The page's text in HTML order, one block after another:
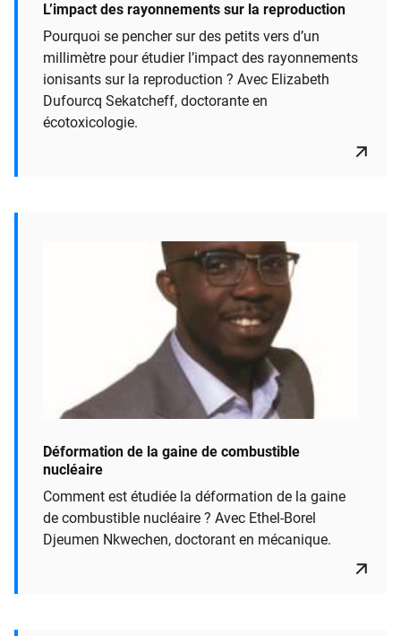
L’impact des rayonnements sur la reproduction
Pourquoi se pencher sur des petits vers d’un
millimètre pour étudier l’impact des rayonnements
ionisants sur la reproduction ? Avec Elizabeth
Dufourcq Sekatcheff, doctorante en
écotoxicologie.
Déformation de la gaine de combustible
nucléaire
Comment est étudiée la déformation de la gaine
de combustible nucléaire ? Avec Ethel-Borel
Djeumen Nkwechen, doctorant en mécanique.